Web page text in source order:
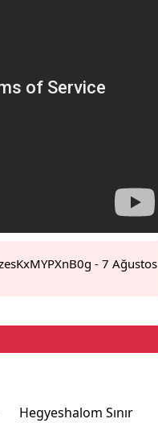
- 7 Ağustos
Hegyeshalom Sınır